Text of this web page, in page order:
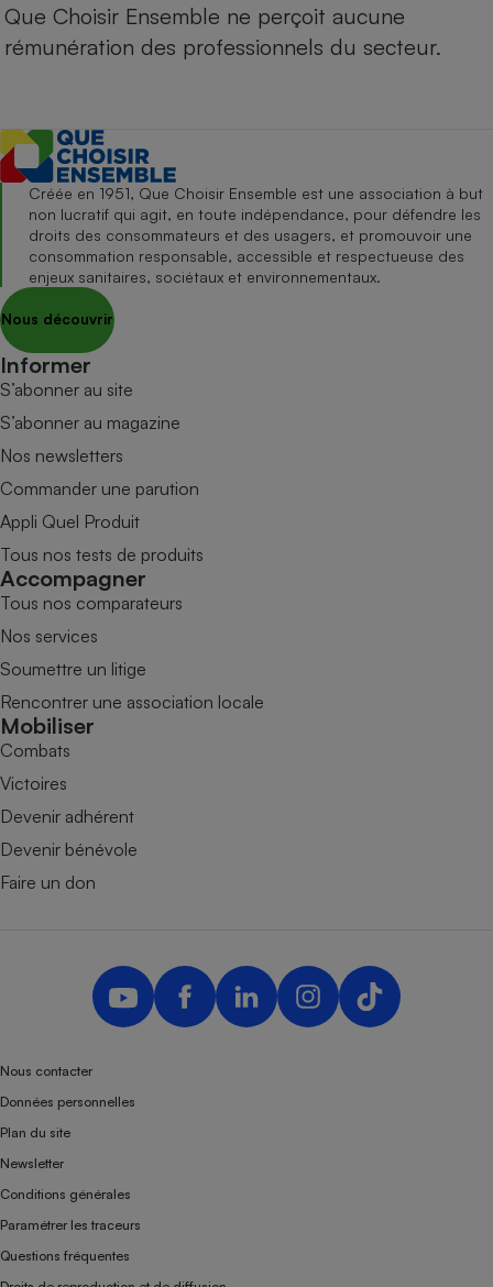
Que Choisir Ensemble ne perçoit aucune
rémunération des professionnels du secteur.
Créée en 1951, Que Choisir Ensemble est une association à but
non lucratif qui agit, en toute indépendance, pour défendre les
droits des consommateurs et des usagers, et promouvoir une
consommation responsable, accessible et respectueuse des
enjeux sanitaires, sociétaux et environnementaux.
Nous découvrir
Informer
S’abonner au site
S’abonner au magazine
Nos newsletters
Commander une parution
Appli Quel Produit
Tous nos tests de produits
Accompagner
Tous nos comparateurs
Nos services
Soumettre un litige
Rencontrer une association locale
Mobiliser
Combats
Victoires
Devenir adhérent
Devenir bénévole
Faire un don
Nous contacter
Données personnelles
Plan du site
Newsletter
Conditions générales
Paramétrer les traceurs
Questions fréquentes